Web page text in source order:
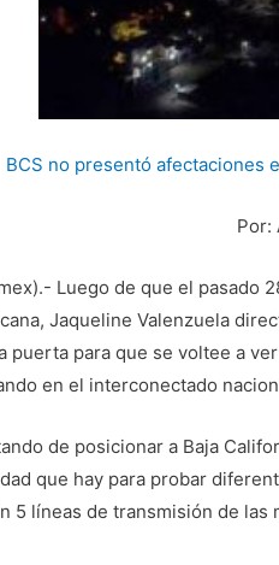
BCS no presentó afectaciones
Por:
Luego de que el
Jaqueline Valenzuela
para que se voltee a
en el interconectado
de posicionar a Baja
que hay para probar
5 líneas de transmisión de